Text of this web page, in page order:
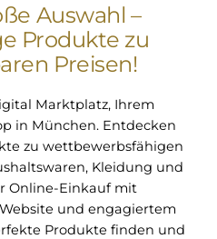
Auswahl –
Produkte zu
Preisen!
Marktplatz, Ihrem
in München. Entdecken
zu wettbewerbsfähigen
Kleidung und
Online-Einkauf mit
und engagiertem
Produkte finden und